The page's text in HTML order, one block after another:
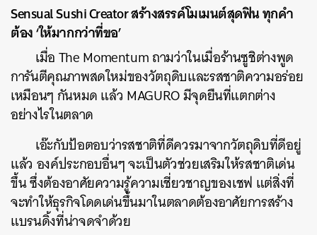
Sensual Sushi Creator สร้างสรรค์โมเมนต์สุดฟิน ทุกคำ
ต้อง ‘ให้มากกว่าที่ขอ’
เมื่อ The Momentum ถามว่าในเมื่อร้านซูชิต่างพูด
การันตีคุณภาพสดใหม่ของวัตถุดิบและรสชาติความอร่อย
เหมือนๆ กันหมด แล้ว MAGURO มีจุดยืนที่แตกต่าง
อย่างไรในตลาด
เอ๊ะกับป้อตอบว่ารสชาติที่ดีควรมาจากวัตถุดิบที่ดีอยู่
แล้ว องค์ประกอบอื่นๆ จะเป็นตัวช่วยเสริมให้รสชาติเด่น
ขึ้น ซึ่งต้องอาศัยความรู้ความเชี่ยวชาญของเชฟ แต่สิ่งที่
จะทำให้ธุรกิจโดดเด่นขึ้นมาในตลาดต้องอาศัยการสร้าง
แบรนดิ้งที่น่าจดจำด้วย